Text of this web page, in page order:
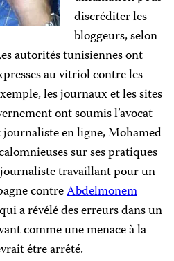
discréditer les
bloggeurs, selon
autorités tunisiennes ont
au vitriol contre les
les journaux et les sites
ont soumis l’avocat
journaliste en ligne, Mohamed
sur ses pratiques
travaillant pour un
contreAbdelmonem
a révélé des erreurs dans un
comme une menace à la
être arrêté.